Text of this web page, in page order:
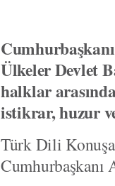
Ülkeler Devlet
halklar
istikrar, huzur
Türk Dili
Cumhurbaşkanı